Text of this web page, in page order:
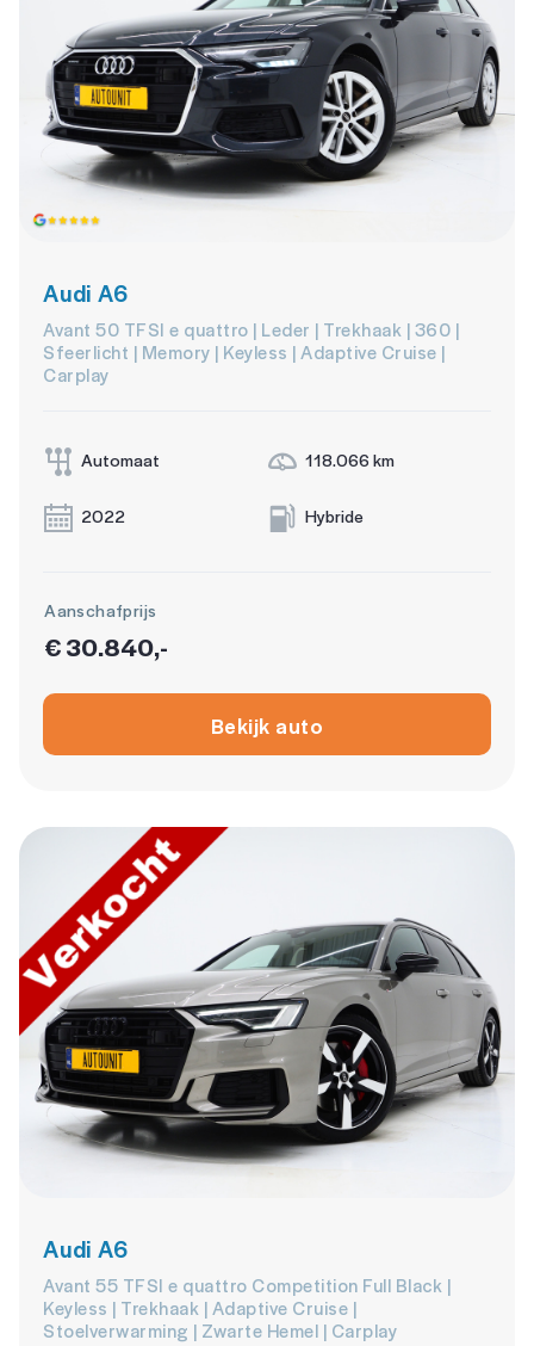
Audi A6
Avant 50 TFSI e quattro | Leder | Trekhaak | 360 |
Sfeerlicht | Memory | Keyless | Adaptive Cruise |
Carplay
Automaat 118.066 km
2022 Hybride
Aanschafprijs
€ 30.840,-
Bekijk auto
Audi A6
Avant 55 TFSI e quattro Competition Full Black |
Keyless | Trekhaak | Adaptive Cruise |
Stoelverwarming | Zwarte Hemel | Carplay